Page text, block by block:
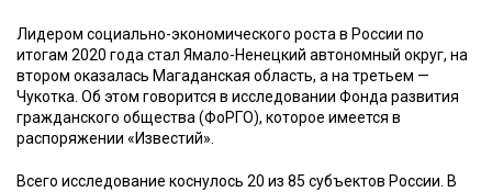
Lifestyle
Мурзилка
Лидером социально-экономического роста в России по
итогам 2020 года стал Ямало-Ненецкий автономный округ, на
втором оказалась Магаданская область, а на третьем —
Чукотка. Об этом говорится в исследовании Фонда развития
гражданского общества (ФоРГО), которое имеется в
распоряжении «Известий».
Всего исследование коснулось 20 из 85 субъектов России. В